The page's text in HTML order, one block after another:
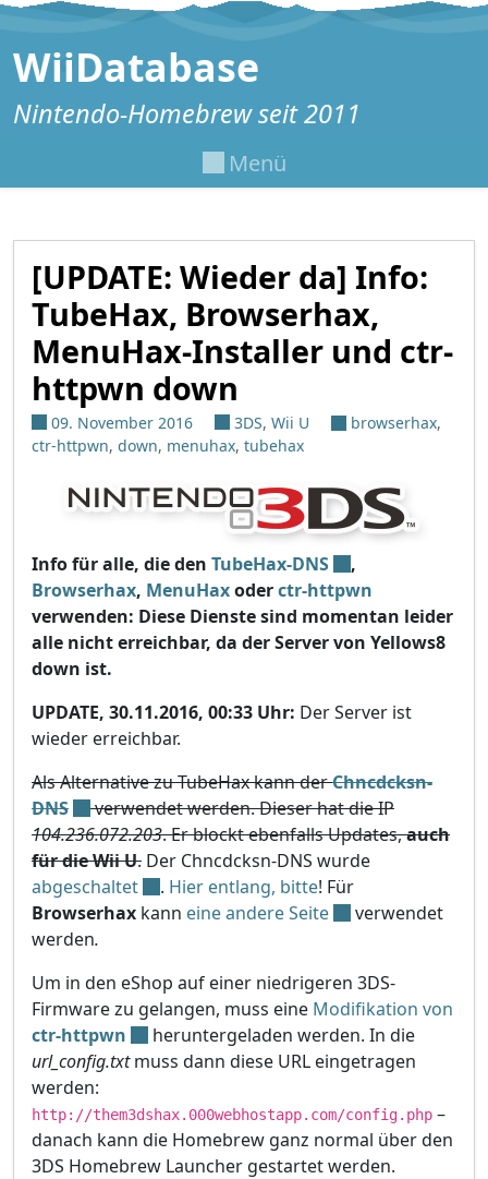
Zum Inhalt springen
WiiDatabase
Nintendo-Homebrew seit 2011
Menü
[UPDATE: Wieder da] Info:
TubeHax, Browserhax,
MenuHax-Installer und ctr-
httpwn down
09. November 2016 3DS, Wii U browserhax,
ctr-httpwn, down, menuhax, tubehax
Info für alle, die den TubeHax-DNS
,
Browserhax, MenuHaxoderctr-httpwn
verwenden: Diese Dienste sind momentan leider
alle nicht erreichbar, da der Server von Yellows8
down ist.
UPDATE, 30.11.2016, 00:33 Uhr: Der Server ist
wieder erreichbar.
Als Alternative zu TubeHax kann derChncdcksn-
DNS
verwendet werden. Dieser hat die IP
104.236.072.203. Er blockt ebenfalls Updates,auch
für die Wii U. Der Chncdcksn-DNS wurde
abgeschaltet
. Hier entlang, bitte! Für
Browserhax kann eine andere Seite
verwendet
werden.
Um in den eShop auf einer niedrigeren 3DS-
Firmware zu gelangen, muss eine Modifikation von
ctr-httpwn
heruntergeladen werden. In die
url_config.txtmuss dann diese URL eingetragen
werden:
http://them3dshax.000webhostapp.com/config.php –
danach kann die Homebrew ganz normal über den
3DS Homebrew Launcher gestartet werden.